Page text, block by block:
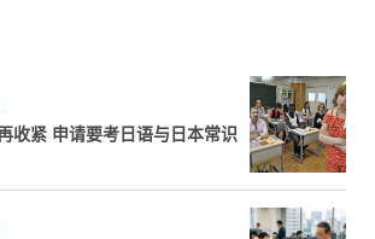
收紧 申请要考日语与日本常识